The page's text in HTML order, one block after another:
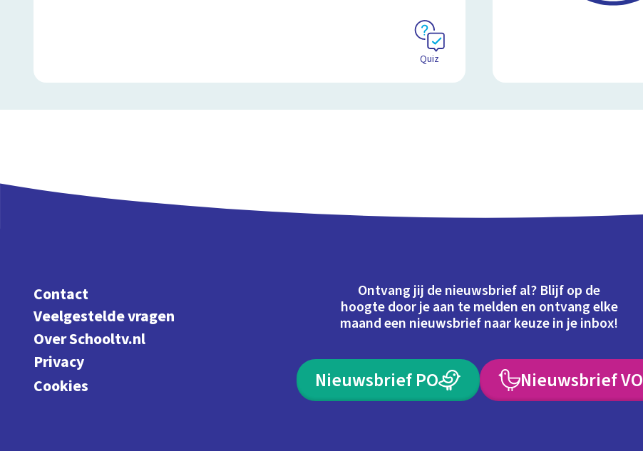
Quiz
Contact
Veelgestelde vragen
Over Schooltv.nl
Privacy
Cookies
Ontvang jij de nieuwsbrief al? Blijf op de
hoogte door je aan te melden en ontvang elke
maand een nieuwsbrief naar keuze in je inbox!
Nieuwsbrief PO Nieuwsbrief VO